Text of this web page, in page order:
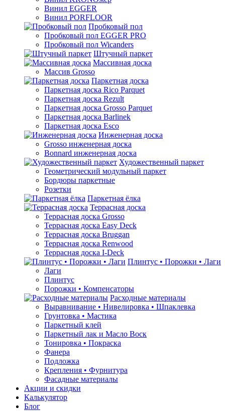
Винил EGGER
Винил PORFLOOR
Пробковый пол
Пробковый пол EGGER PRO
Пробковый пол Wicanders
Штучный паркет
Массивная доска
Массив Grosso
Паркетная доска
Паркетная доска Rico Parquet
Паркетная доска Rezult
Паркетная доска Grosso Parquet
Паркетная доска Barlinek
Паркетная доска Esco
Инженерная доска
Grosso инженерная доска
Bonnard инженерная доска
Художественный паркет
Геометрический модульный паркет
Бордюры паркетные
Розетки
Паркетная ёлка
Террасная доска
Террасная доска Grosso
Террасная доска Easy Deck
Террасная доска Bruggan
Террасная доска Renwood
Террасная доска I-Deck
Плинтус • Порожки • Лаги
Лаги
Плинтус
Порожки • Компенсаторы
Расходные материалы
Выравнивание • Нивелировка • Шпаклевка
Грунтовкa • Мастика
Паркетный клей
Паркетный лак и Масло Воск
Тонировка • Покраска
Фанера
Подложка
Крепления • Фурнитура
Фасадные материалы
Акции и скидки
Калькулятор
Блог